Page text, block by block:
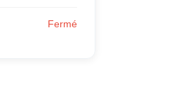
Fermé